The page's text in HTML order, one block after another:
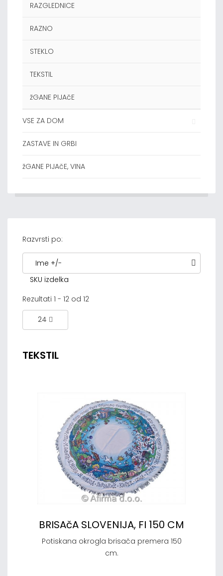
RAZGLEDNICE
RAZNO
STEKLO
TEKSTIL
žGANE PIJAčE
VSE ZA DOM
ZASTAVE IN GRBI
žGANE PIJAčE, VINA
Razvrsti po:
Ime +/-
SKU izdelka
Rezultati 1 - 12 od 12
24
TEKSTIL
BRISAčA SLOVENIJA, FI 150 CM
Potiskana okrogla brisača premera 150
cm.